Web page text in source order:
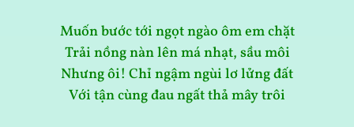
Muốn bước tới ngọt ngào ôm em chặt
Trải nồng nàn lên má nhạt, sầu môi
Nhưng ôi! Chỉ ngậm ngùi lơ lửng đất
Với tận cùng đau ngất thả mây trôi